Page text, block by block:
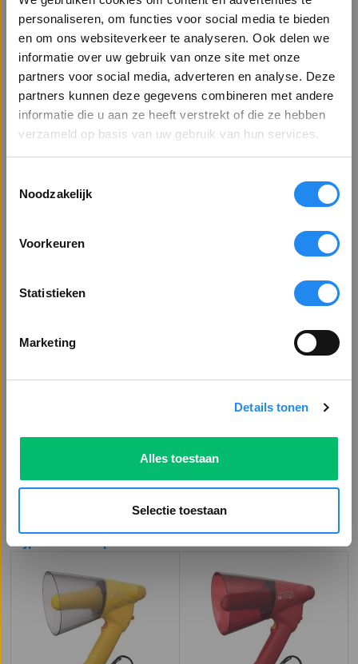
personaliseren, om functies voor social media te bieden
en om ons websiteverkeer te analyseren. Ook delen we
informatie over uw gebruik van onze site met onze
partners voor social media, adverteren en analyse. Deze
partners kunnen deze gegevens combineren met andere
informatie die u aan ze heeft verstrekt of die ze hebben
verzameld op basis van uw gebruik van hun services.
Noodzakelijk
Voorkeuren
Statistieken
Marketing
Details tonen
Alles toestaan
Selectie toestaan
megafoon werkt deze TOA op kleinebatterijendie in het
handvat worden geplaatst. Hierdoor is het gewicht lager, de
gewichtsverdeling beter en de behuizing kleiner. Door gebruik
van een kwaliteit versterker en speciale techniek van de speaker
klint het geluid zuiver waardoor het goed te verstaan is.
Lees meer
Professionele Megafoon
Artikelnr. 902
140,- excl. BTW
Offerte aanvragen
Bel: 0113 - 228 802
of
Stuur een bericht
Bijpassende producten
Welkom op Betervoorbereid.nl!
Bent u een zakelijke of particuliere klant?